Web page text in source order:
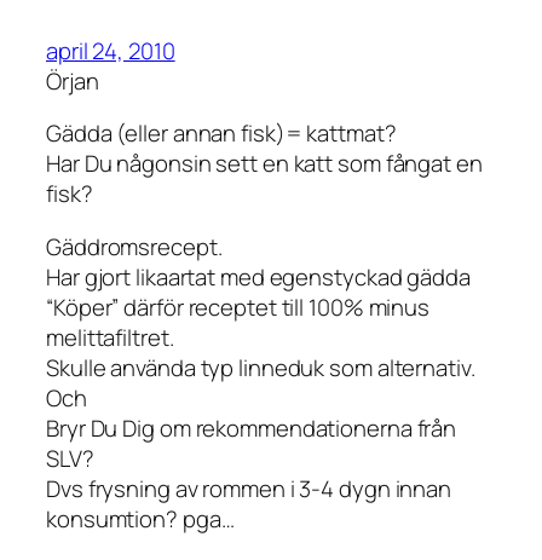
april 24, 2010
Örjan
Gädda (eller annan fisk)= kattmat?
Har Du någonsin sett en katt som fångat en
fisk?
Gäddromsrecept.
Har gjort likaartat med egenstyckad gädda
“Köper” därför receptet till 100% minus
melittafiltret.
Skulle använda typ linneduk som alternativ.
Och
Bryr Du Dig om rekommendationerna från
SLV?
Dvs frysning av rommen i 3-4 dygn innan
konsumtion? pga…